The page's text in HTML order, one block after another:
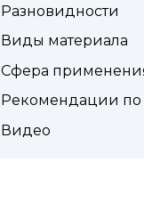
Разновидности
Виды материала
Сфера
Рекомендации по
Видео